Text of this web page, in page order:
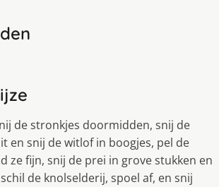
de stronkjes doormidden, snij de
en snij de witlof in boogjes, pel de
ze fijn, snij de prei in grove stukken en
de knolselderij, spoel af, en snij